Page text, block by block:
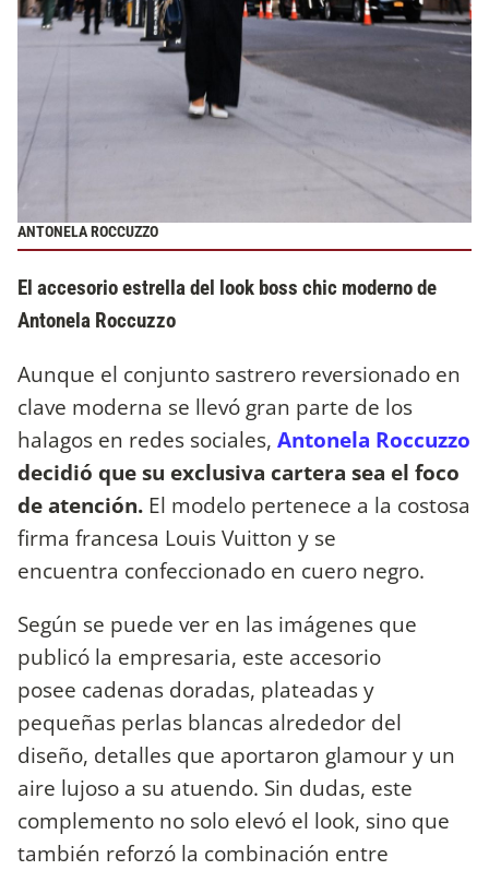
ANTONELA ROCCUZZO
El accesorio estrella del look boss chic moderno de
Antonela Roccuzzo
Aunque el conjunto sastrero reversionado en
clave moderna se llevó gran parte de los
halagos en redes sociales, Antonela Roccuzzo
decidió que su exclusiva cartera sea el foco
de atención. El modelo pertenece a la costosa
firma francesa Louis Vuitton y se
encuentra confeccionado en cuero negro.
Según se puede ver en las imágenes que
publicó la empresaria, este accesorio
posee cadenas doradas, plateadas y
pequeñas perlas blancas alrededor del
diseño, detalles que aportaron glamour y un
aire lujoso a su atuendo. Sin dudas, este
complemento no solo elevó el look, sino que
también reforzó la combinación entre